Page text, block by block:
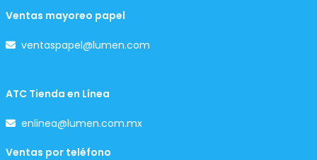
Ventas mayoreo papel
ventaspapel@lumen.com
ATC Tienda en Línea
enlinea@lumen.com.mx
Ventas por teléfono